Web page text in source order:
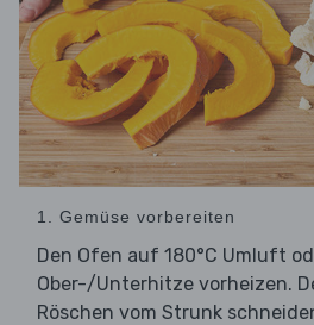
1. Gemüse vorbereiten
Den Ofen auf 180°C Umluft
Ober-/Unterhitze vorheizen.
Röschen vom Strunk